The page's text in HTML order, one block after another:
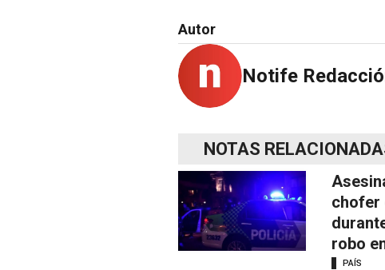
Autor
Notife
NOTAS
chofer
robo
PAÍS